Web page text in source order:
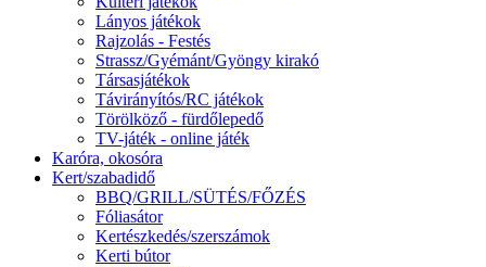
Lányos játékok
Rajzolás - Festés
Strassz/Gyémánt/Gyöngy kirakó
Társasjátékok
Távirányítós/RC játékok
Törölköző - fürdőlepedő
TV-játék - online játék
Karóra, okosóra
Kert/szabadidő
BBQ/GRILL/SÜTÉS/FŐZÉS
Fóliasátor
Kertészkedés/szerszámok
Kerti bútor